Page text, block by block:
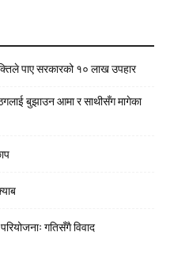
पाए सरकारको १० लाख उपहार
ठगलाई बुझाउन आमा र साथीसँग मागेका
गतिसँगै विवाद